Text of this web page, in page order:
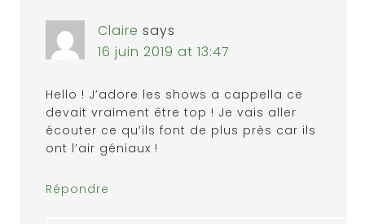
Claire says
16 juin 2019 at 13:47
Hello ! J’adore les shows a cappella ce
devait vraiment être top ! Je vais aller
écouter ce qu’ils font de plus près car ils
ont l’air géniaux !
Répondre